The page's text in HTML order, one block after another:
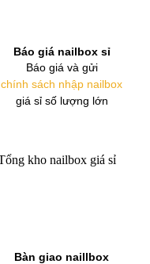
Báo giá nailbox sỉ
Báo giá và gửi
chính sách nhập nailbox
giá sỉ số lượng lớn
Bàn giao naillbox